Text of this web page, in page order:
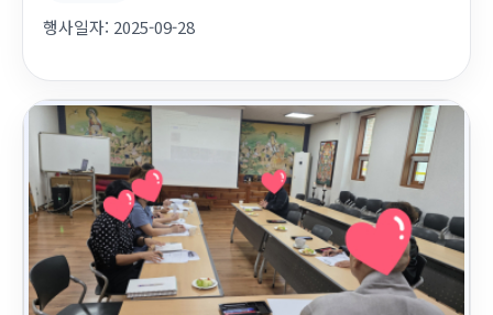
^*^
행사일자: 2025-09-28